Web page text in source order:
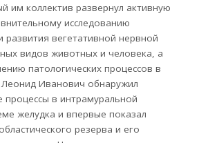
им коллектив развернул активную
исследованию
развития вегетативной нервной
видов животных и человека, а
патологических процессов в
Леонид Иванович обнаружил
процессы в интрамуральной
желудка и впервые показал
резерва и его